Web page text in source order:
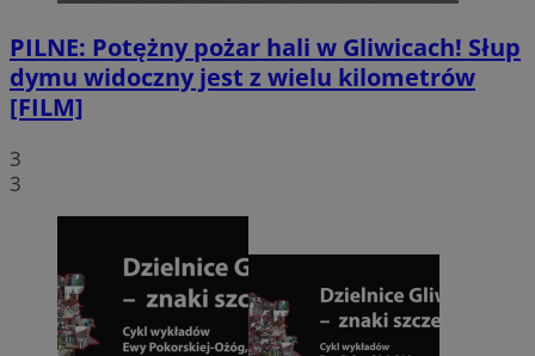
PILNE: Potężny pożar hali w Gliwicach! Słup
dymu widoczny jest z wielu kilometrów
[FILM]
3
3